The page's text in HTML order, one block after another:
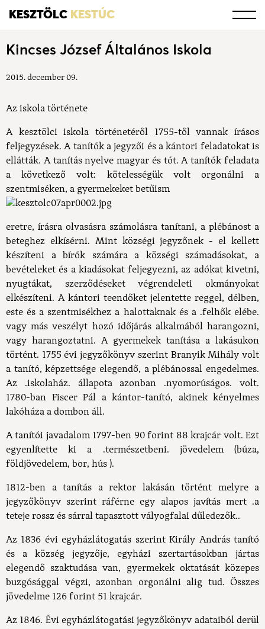
KESZTÖLC KESTÚC
Kincses József Általános Iskola
2015. december 09.
Az iskola története
A kesztölci iskola történetéről 1755-től vannak írásos
feljegyzések. A tanítók a jegyzői és a kántori feladatokat is
ellátták. A tanítás nyelve magyar és tót. A tanítók feladata
a következő volt: kötelességük volt orgonálni a
szentmiséken, a gyermekeket betűism
eretre, írásra olvasásra számolásra tanítani, a plébánost a
beteghez elkísérni. Mint községi jegyzőnek - el kellett
készíteni a bírók számára a községi számadásokat, a
bevételeket és a kiadásokat feljegyezni, az adókat kivetni,
nyugtákat, szerződéseket végrendeleti okmányokat
elkészíteni. A kántori teendőket jelentette reggel, délben,
este és a szentmisékhez a halottaknak és a .felhők elébe.
vagy más veszélyt hozó időjárás alkalmából harangozni,
vagy harangoztatni. A gyermekek tanítása a lakásukon
történt. 1755 évi jegyzőkönyv szerint Branyik Mihály volt
a tanító, képzettsége elegendő, a plébánossal engedelmes.
Az .iskolaház. állapota azonban .nyomorúságos. volt.
1780-ban Fiscer Pál a kántor-tanító, akinek kényelmes
lakóháza a dombon áll.
A tanítói javadalom 1797-ben 90 forint 88 krajcár volt. Ezt
egyenlítette ki a .természetbeni. jövedelem (búza,
földjövedelem, bor, hús ).
1812-ben a tanítás a rektor lakásán történt melyre a
jegyzőkönyv szerint ráférne egy alapos javítás mert .a
teteje rossz és sárral tapasztott vályogfalai dűledezők..
Az 1836 évi egyházlátogatás szerint Király András tanító
és a község jegyzője, egyházi szertartásokban jártas
elegendő szaktudása van, gyermekek oktatását közepes
buzgósággal végzi, azonban orgonálni alig tud. Összes
jövedelme 126 forint 51 krajcár.
Az 1846. Évi egyházlátogatási jegyzőkönyv adataiból derül